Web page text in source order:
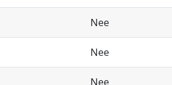
Nee
Nee
Nee